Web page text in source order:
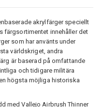
akrylfärger speciellt
färgsortimentet innehåller det
som har använts under
världskriget, andra
är baserad på omfattande
och tidigare militära
högsta möjliga historiska
med Vallejo Airbrush Thinner